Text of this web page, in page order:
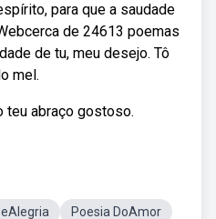
para que a saudade
de 24613 poemas
de tu, meu desejo. Tô
mel.
teu abraço gostoso.
Poesia DoAmor